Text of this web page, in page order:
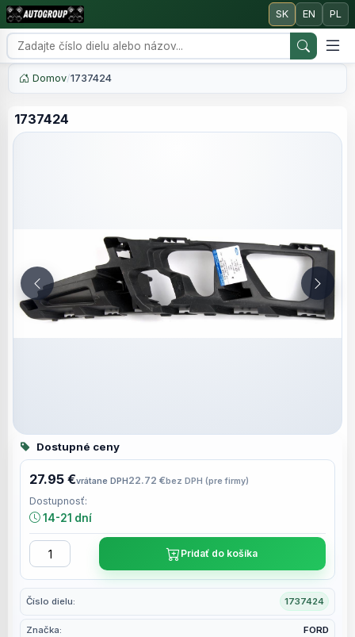
SK EN PL
Domov/1737424
1737424
Číslo dielu: 1737424
Značka: FORD
Dostupné ceny
27.95 €vrátane DPH22.72 €bez DPH (pre firmy)
Dostupnosť:
14-21 dní
Pridať do košíka